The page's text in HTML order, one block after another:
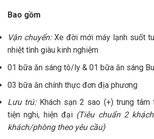
Bao gồm
Vận chuyển:Xe đời mới máy lạnh suốt
nhiệt tình giàu kinh nghiệm
01 bữa ăn sáng tô/ly & 01 bữa ăn sáng
03 bữa ăn chính thực đơn địa phương
Lưu trú: Khách sạn 2 sao (+) trung
tiện nghi, hiện đại (Tiêu chuẩn 2
khách/phòng theo yêu cầu)